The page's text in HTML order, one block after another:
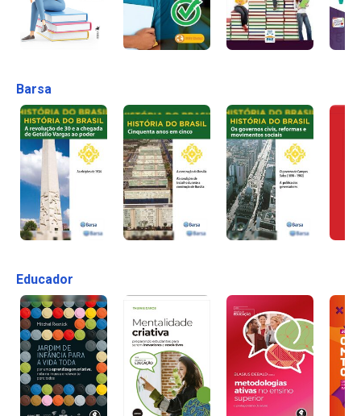
Barsa
Educador